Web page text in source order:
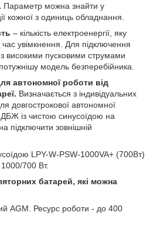
Параметр можна знайти у
кожної з одиниць обладнання.
– кількість електроенергії, яку
увімкнення. Для підключення
високими пусковими струмами
модель безперебійника.
автономної роботи від
Визначається з індивідуальних
довгострокової автономної
із чистою синусоїдою на
підключити зовнішній
LPY-W-PSW-1000VA+ (700Вт)
700 Вт.
батарей, які можна
AGM. Ресурс роботи - до 400